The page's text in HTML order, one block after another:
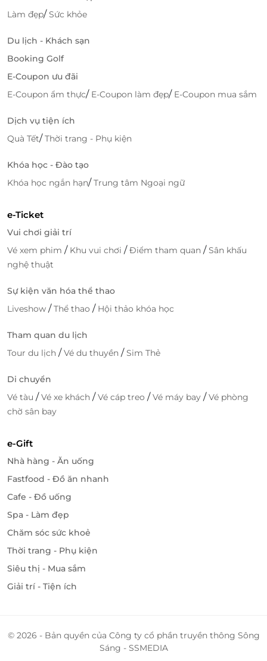
lo mất giấy tờ.
hàng tận tình khi cần thiết.
Khám phá nghệ thuật số ngay hôm nay!
Đừng chần chừ khi bạn đã tìm thấy một điểm đến
thú vị như X Space Immersive. Không gian nghệ
sẽ mang lại cho bạn nhiều điều bất ngờ. Hãy đặt vé
ngay trênLifeLinkđể vừa tiết kiệm, vừa hưởng trọn
Làm đẹp/Sức khỏe
Du lịch - Khách sạn
Booking Golf
E-Coupon ưu đãi
E-Coupon ẩm thực/ E-Coupon làm đẹp/ E-Coupon mua sắm
Dịch vụ tiện ích
Quà Tết/Thời trang - Phụ kiện
Khóa học - Đào tạo
Khóa học ngắn hạn/Trung tâm Ngoại ngữ
e-Ticket
Vui chơi giải trí
Vé xem phim / Khu vui chơi /Điểm tham quan /Sân khấu
nghệ thuật
Sự kiện văn hóa thể thao
Liveshow /Thể thao / Hội thảo khóa học
Tham quan du lịch
Tour du lịch /Vé du thuyền /Sim Thẻ
Di chuyển
Vé tàu /Vé xe khách /Vé cáp treo /Vé máy bay /Vé phòng
chờ sân bay
e-Gift
Nhà hàng - Ăn uống
Fastfood - Đồ ăn nhanh
Cafe - Đồ uống
Spa - Làm đẹp
Chăm sóc sức khoẻ
Thời trang - Phụ kiện
Siêu thị - Mua sắm
Giải trí - Tiện ích
© 2026 - Bản quyền của Công ty cổ phần truyền thông Sông
Sáng - SSMEDIA